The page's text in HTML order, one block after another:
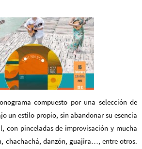
compuesto por una selección de
un estilo propio, sin abandonar su esencia
con pinceladas de improvisación y mucha
chachachá, danzón, guajira…, entre otros.